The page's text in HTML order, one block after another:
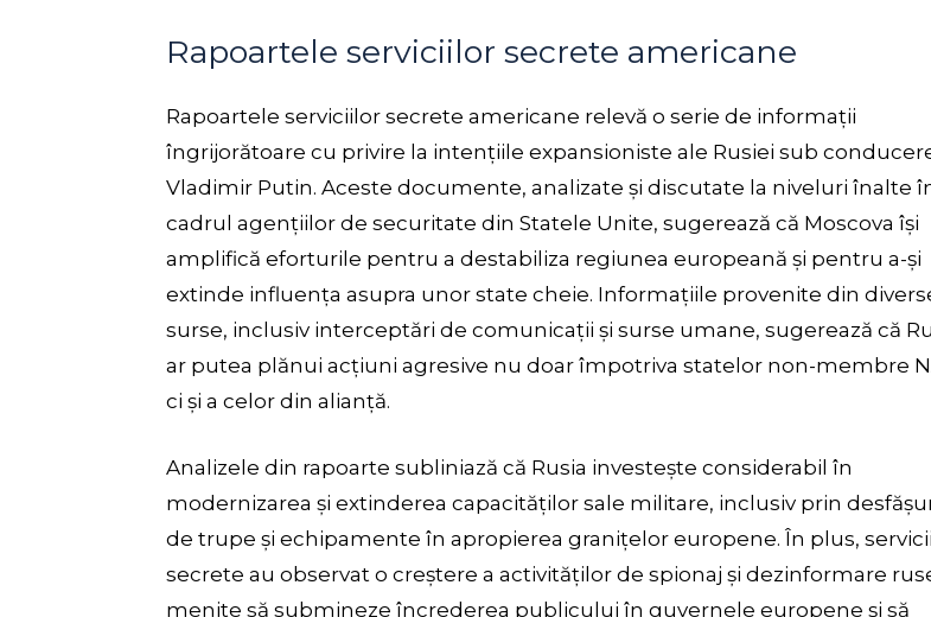
Rapoartele serviciilor secrete americane
Rapoartele serviciilor secrete americane relevă o serie de informații
îngrijorătoare cu privire la intențiile expansioniste ale Rusiei sub
Vladimir Putin. Aceste documente, analizate și discutate la niveluri înalte
cadrul agențiilor de securitate din Statele Unite, sugerează că Moscova își
amplifică eforturile pentru a destabiliza regiunea europeană și pentru a-și
extinde influența asupra unor state cheie. Informațiile provenite din
surse, inclusiv interceptări de comunicații și surse umane, sugerează că
ar putea plănui acțiuni agresive nu doar împotriva statelor non-membre
ci și a celor din alianță.
Analizele din rapoarte subliniază că Rusia investește considerabil în
modernizarea și extinderea capacităților sale militare, inclusiv prin
de trupe și echipamente în apropierea granițelor europene. În plus,
secrete au observat o creștere a activităților de spionaj și dezinformare
menite să submineze încrederea publicului în guvernele europene și să